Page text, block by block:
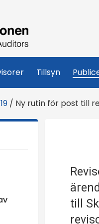
Tillsyn
/ Ny rutin för post till
till